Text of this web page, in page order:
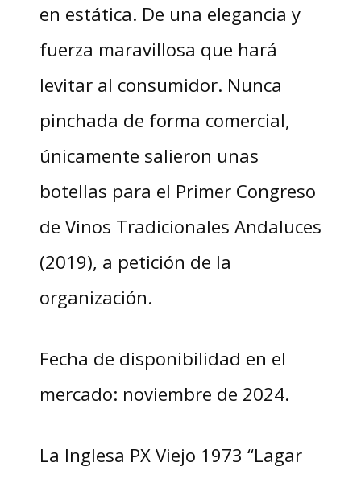
en estática. De una elegancia y
fuerza maravillosa que hará
levitar al consumidor. Nunca
pinchada de forma comercial,
únicamente salieron unas
botellas para el Primer Congreso
de Vinos Tradicionales Andaluces
(2019), a petición de la
organización.
Fecha de disponibilidad en el
mercado: noviembre de 2024.
La Inglesa PX Viejo 1973 “Lagar